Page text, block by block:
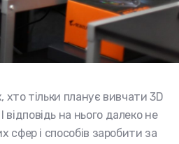
хто тільки планує вивчати 3D
на нього далеко не
сфер і способів заробити за